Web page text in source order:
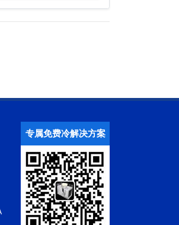
专属免费冷解决方案